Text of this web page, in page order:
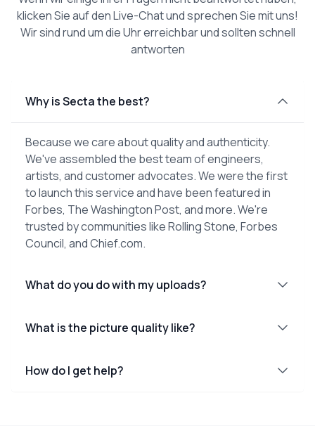
klicken Sie auf den Live-Chat und sprechen Sie mit uns!
Wir sind rund um die Uhr erreichbar und sollten schnell
antworten
Why is Secta the best?
Because we care about quality and authenticity.
We've assembled the best team of engineers,
artists, and customer advocates. We were the first
to launch this service and have been featured in
Forbes, The Washington Post, and more. We're
trusted by communities like Rolling Stone, Forbes
Council, and Chief.com.
What do you do with my uploads?
What is the picture quality like?
How do I get help?